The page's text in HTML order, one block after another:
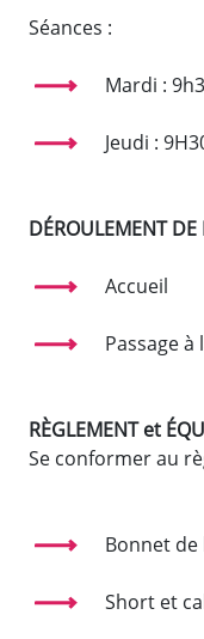
Séances :
Mardi :
Jeudi :
DÉROULEMENT DE
Accueil
Passage à
RÈGLEMENT et
Se conformer au
Bonnet
Short et